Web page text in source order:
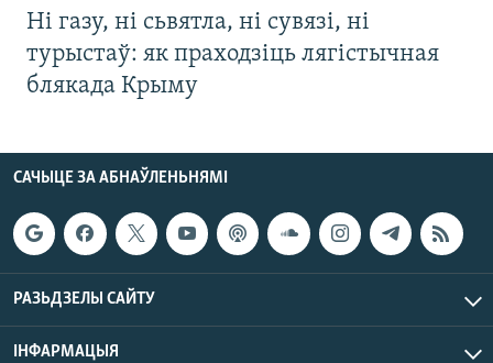
Ні газу, ні сьвятла, ні сувязі, ні
турыстаў: як праходзіць лягістычная
блякада Крыму
САЧЫЦЕ ЗА АБНАЎЛЕНЬНЯМІ
РАЗЬДЗЕЛЫ САЙТУ
ІНФАРМАЦЫЯ